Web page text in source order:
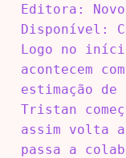
Editora:
Disponível:
Logo no
acontecem
estimação
Tristan
assim volta
passa a